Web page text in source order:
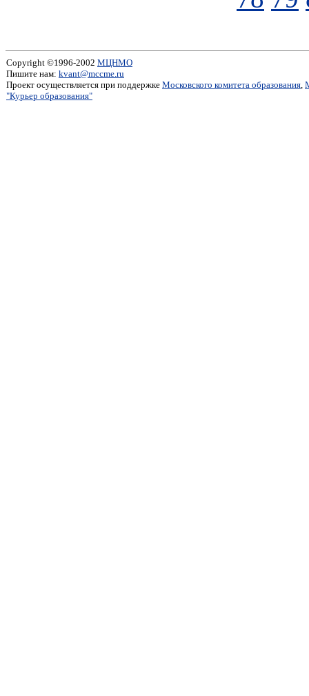
Copyright ©1996-2002 МЦНМО
Пишите нам: kvant@mccme.ru
Проект осуществляется при поддержке Московского комитета образования,
"Курьер образования"